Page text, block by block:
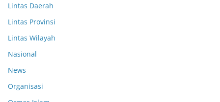
Lintas Daerah
Lintas Provinsi
Lintas Wilayah
Nasional
News
Organisasi